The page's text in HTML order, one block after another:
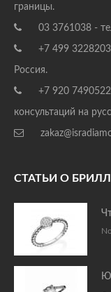
границы.
03 3761038 -
+7 499
Россия.
+7 920
консультаций на
СТАТЬИ О